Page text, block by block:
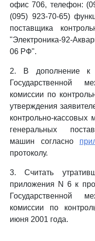
офис 706, телефон:
(095) 923-70-65)
поставщика
"Электроника-92-
06 РФ".
2. В дополнение к
Государственной
комиссии по
утверждения
контрольно-кассовых
генеральных
машин согласно
протоколу.
3. Считать
приложения N 6 к
Государственной
комиссии по
июня 2001 года.